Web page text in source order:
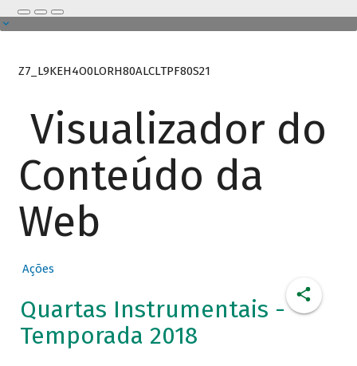
Z7_L9KEH4O0LORH80ALCLTPF80S21
Visualizador do
Conteúdo da
Web
Ações
Quartas Instrumentais -
Temporada 2018